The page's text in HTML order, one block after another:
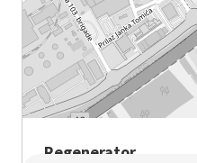
Regenerator